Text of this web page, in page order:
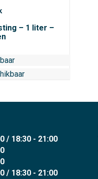
– 1 liter –
/ 18:30 - 21:00
/ 18:30 - 21:00